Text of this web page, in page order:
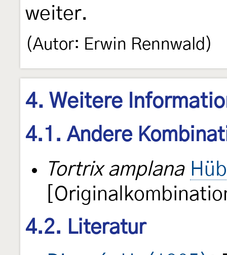
weiter.
(Autor: Erwin Rennwald)
4. Weitere
4.1. Andere
Tortrix amplana
4.2. Literatur